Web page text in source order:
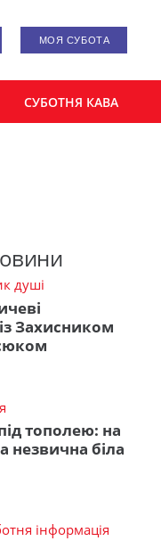
МОЯ СУБОТА
СУБОТНЯ КАВА
душі
Захисником
тополею: на
незвична біла
інформація